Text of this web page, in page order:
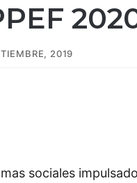
2019
sociales